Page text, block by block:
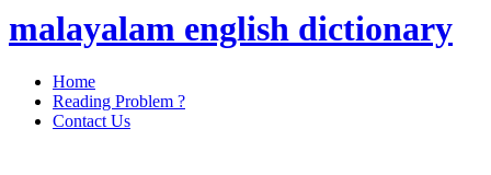
malayalam english dictionary
Home
Reading Problem ?
Contact Us